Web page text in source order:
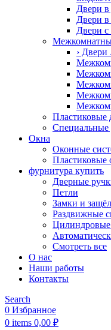
Двери
Двери в
Двери с
› Двери
Пластиковые
Специальные
Окна
Оконные
Пластиковые
фурнитура купить
Дверные
Петли
Замки и
Раздвижные
Смотреть все
О нас
Наши работы
Контакты
Search
0 Избранное
0 items 0,00 ₽